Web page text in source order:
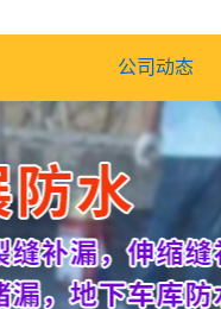
公司动态